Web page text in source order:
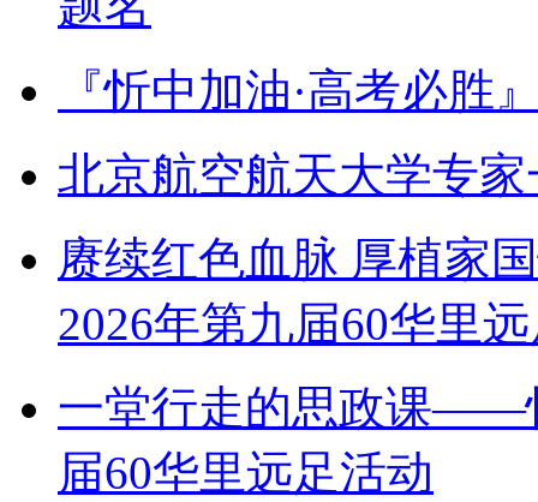
『忻中加油·高考必胜
北京航空航天大学专
赓续红色血脉 厚植家
2026年第九届60华里
一堂行走的思政课——
届60华里远足活动